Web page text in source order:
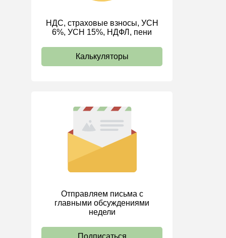
ИП
НДС, страховые взносы, УСН
6%, УСН 15%, НДФЛ, пени
Калькуляторы
Отправляем письма с
главными обсуждениями
недели
Подписаться